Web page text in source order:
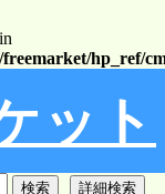
hp_ref/
ット